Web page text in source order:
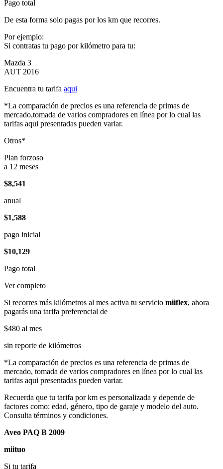
Pago total
De esta forma solo pagas por los km que recorres.
Por ejemplo:
Si contratas tu pago por kilómetro para tu:
Mazda 3
AUT 2016
Encuentra tu tarifa aqui
*La comparación de precios es una referencia de primas de
mercado,tomada de varios compradores en línea por lo cual las
tarifas aqui presentadas pueden variar.
Otros*
Plan forzoso
a 12 meses
$8,541
anual
$1,588
pago inicial
$10,129
Pago total
Ver completo
Si recorres más kilómetros al mes activa tu servicio miiflex, ahora
pagarás una tarifa preferencial de
$480 al mes
sin reporte de kilómetros
*La comparación de precios es una referencia de primas de
mercado, tomada de varios compradores en línea por lo cual las
tarifas aqui presentadas pueden variar.
Recuerda que tu tarifa por km es personalizada y depende de
factores como: edad, género, tipo de garaje y modelo del auto.
Consulta términos y condiciones.
Aveo PAQ B 2009
miituo
Si tu tarifa